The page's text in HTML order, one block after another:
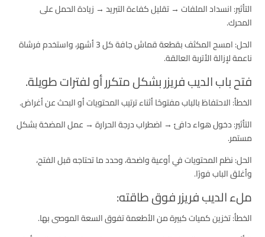
التأثير: انسداد الملفات → تقليل كفاءة التبريد → زيادة الحمل على
المحرك.
الحل: امسح المكثف بقطعة قماش جافة كل 3 أشهر، واستخدم فرشاة
ناعمة لإزالة الأتربة العالقة.
فتح باب الديب فريزر بشكل متكرر أو لفترات طويلة.
الخطأ: الاحتفاظ بالباب مفتوحًا أثناء ترتيب المحتويات أو البحث عن أغراض.
التأثير: دخول هواء دافئ → اضطراب درجة الحرارة → عمل المضخة بشكل
مستمر.
الحل: نظم المحتويات في أوعية واضحة، وحدد ما تحتاجه قبل الفتح،
وأغلق الباب فورًا.
ملء الديب فريزر فوق طاقته:
الخطأ: تخزين كميات كبيرة من الأطعمة تفوق السعة الموصى بها.